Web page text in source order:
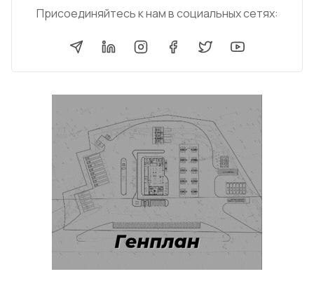
Присоединяйтесь к нам в социальных сетях: